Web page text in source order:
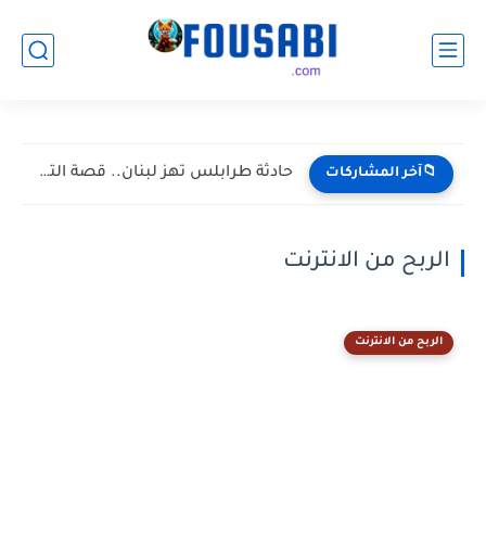
📁آخر المشاركات حادثة طرابلس تهز لبنان.. قصة التهديد بنشر صور خاصة تشعل...
الربح من الانترنت
الربح من الانترنت